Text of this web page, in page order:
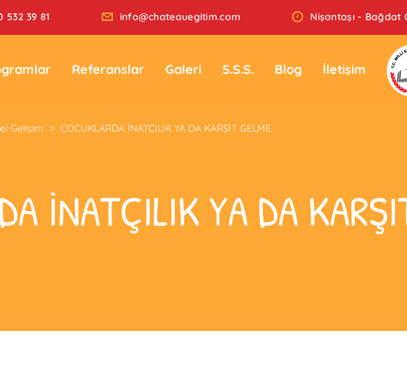
532 39 81 info@chateauegitim.com Nişantaşı - Bağdat
Referanslar Galeri S.S.S. Blog İletişim
Gelişim > ÇOCUKLARDA İNATÇILIK YA DA KARŞIT GELME
İNATÇILIK YA DA